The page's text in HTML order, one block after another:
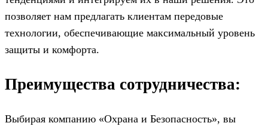
позволяет нам предлагать клиентам передовые
технологии, обеспечивающие максимальный уровень
защиты и комфорта.
Преимущества сотрудничества:
Выбирая компанию «Охрана и Безопасность», вы